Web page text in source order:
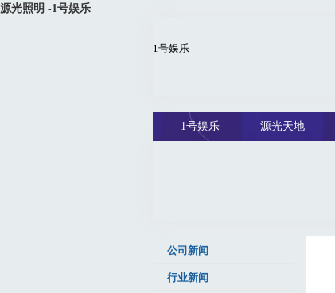
源光照明 -1号娱乐
1号娱乐
1号娱乐 源光天地
公司新闻
行业新闻